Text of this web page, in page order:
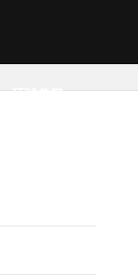
环球趣闻